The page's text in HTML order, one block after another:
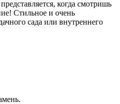
когда смотришь
Стильное и очень
сада или внутреннего